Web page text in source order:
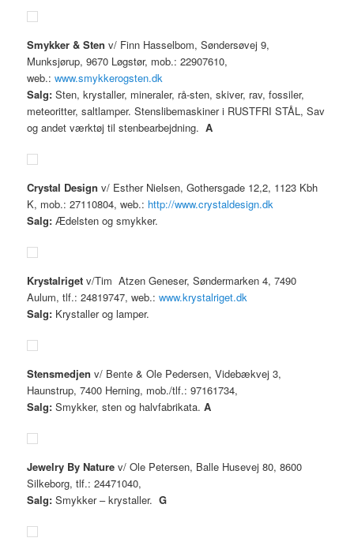
Smykker & Sten v/ Finn Hasselbom, Søndersøvej 9,
Munksjørup, 9670 Løgstør, mob.: 22907610,
web.:www.smykkerogsten.dk
Salg:Sten, krystaller, mineraler, rå-sten, skiver, rav, fossiler,
meteoritter, saltlamper. Stenslibemaskiner i RUSTFRI STÅL, Sav
og andet værktøj til stenbearbejdning.A
Crystal Design v/ Esther Nielsen, Gothersgade 12,2, 1123 Kbh
K, mob.: 27110804, web.: http://www.crystaldesign.dk
Salg: Ædelsten og smykker.
Krystalrigetv/Tim Atzen Geneser, Søndermarken 4, 7490
Aulum, tlf.: 24819747, web.:www.krystalriget.dk
Salg: Krystaller og lamper.
Stensmedjen v/ Bente & Ole Pedersen, Videbækvej 3,
Haunstrup, 7400 Herning, mob./tlf.: 97161734,
Salg:Smykker, sten og halvfabrikata.A
Jewelry By Nature v/ Ole Petersen, Balle Husevej 80, 8600
Silkeborg, tlf.: 24471040,
Salg: Smykker – krystaller.G